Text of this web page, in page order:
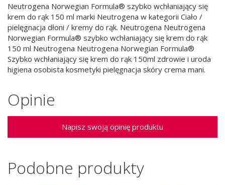
Neutrogena Norwegian Formula® szybko wchłaniający się
krem do rąk 150 ml marki Neutrogena w kategorii Ciało /
pielęgnacja dłoni / kremy do rąk. Neutrogena Neutrogena
Norwegian Formula® szybko wchłaniający się krem do rąk
150 ml Neutrogena Neutrogena Norwegian Formula®
Szybko wchłaniający się krem do rąk 150ml zdrowie i uroda
higiena osobista kosmetyki pielęgnacja skóry crema mani.
Opinie
Napisz swoją opinię produktu
Podobne produkty